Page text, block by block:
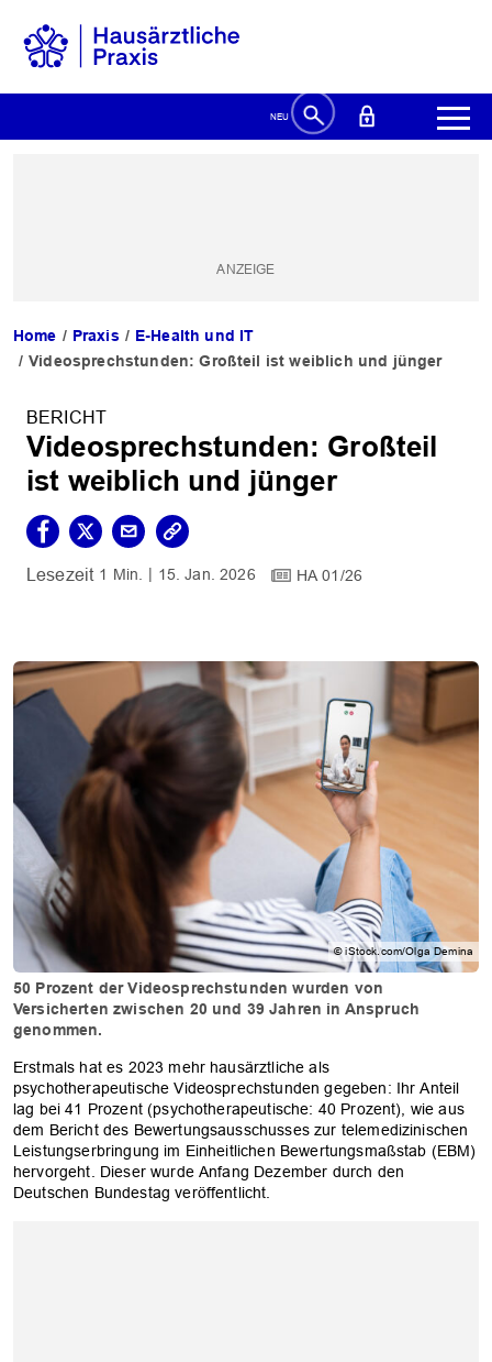
Home Praxis
E-Health und IT
Videosprechstunden: Großteil ist weiblich und jünger
BERICHT
Videosprechstunden: Großteil
ist weiblich und jünger
1 Min. 15. Jan. 2026 HA 01/26
© iStock.com/Olga Demina
50 Prozent der Videosprechstunden wurden von
Versicherten zwischen 20 und 39 Jahren in Anspruch
genommen.
Erstmals hat es 2023 mehr hausärztliche als
psychotherapeutische Videosprechstunden gegeben: Ihr Anteil
lag bei 41 Prozent (psychotherapeutische: 40 Prozent), wie aus
dem Bericht des Bewertungsausschusses zur telemedizinischen
Leistungserbringung im Einheitlichen Bewertungsmaßstab (EBM)
hervorgeht. Dieser wurde Anfang Dezember durch den
Deutschen Bundestag veröffentlicht.